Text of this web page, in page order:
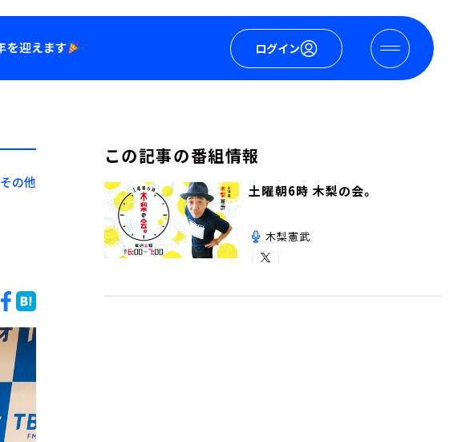
ログイン
その他
この記事の番組情報
土曜朝6時 木梨の会。
木梨憲武